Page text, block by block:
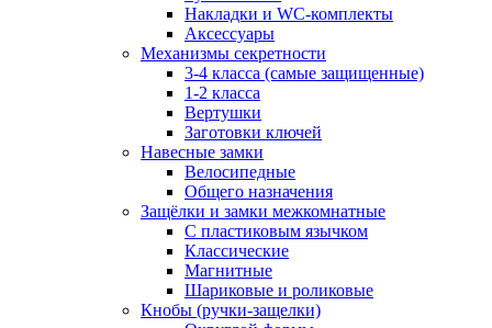
Накладки и WC-комплекты
Аксессуары
Механизмы секретности
3-4 класса (самые защищенные)
1-2 класса
Вертушки
Заготовки ключей
Навесные замки
Велосипедные
Общего назначения
Защёлки и замки межкомнатные
С пластиковым язычком
Классические
Магнитные
Шариковые и роликовые
Кнобы (ручки-защелки)